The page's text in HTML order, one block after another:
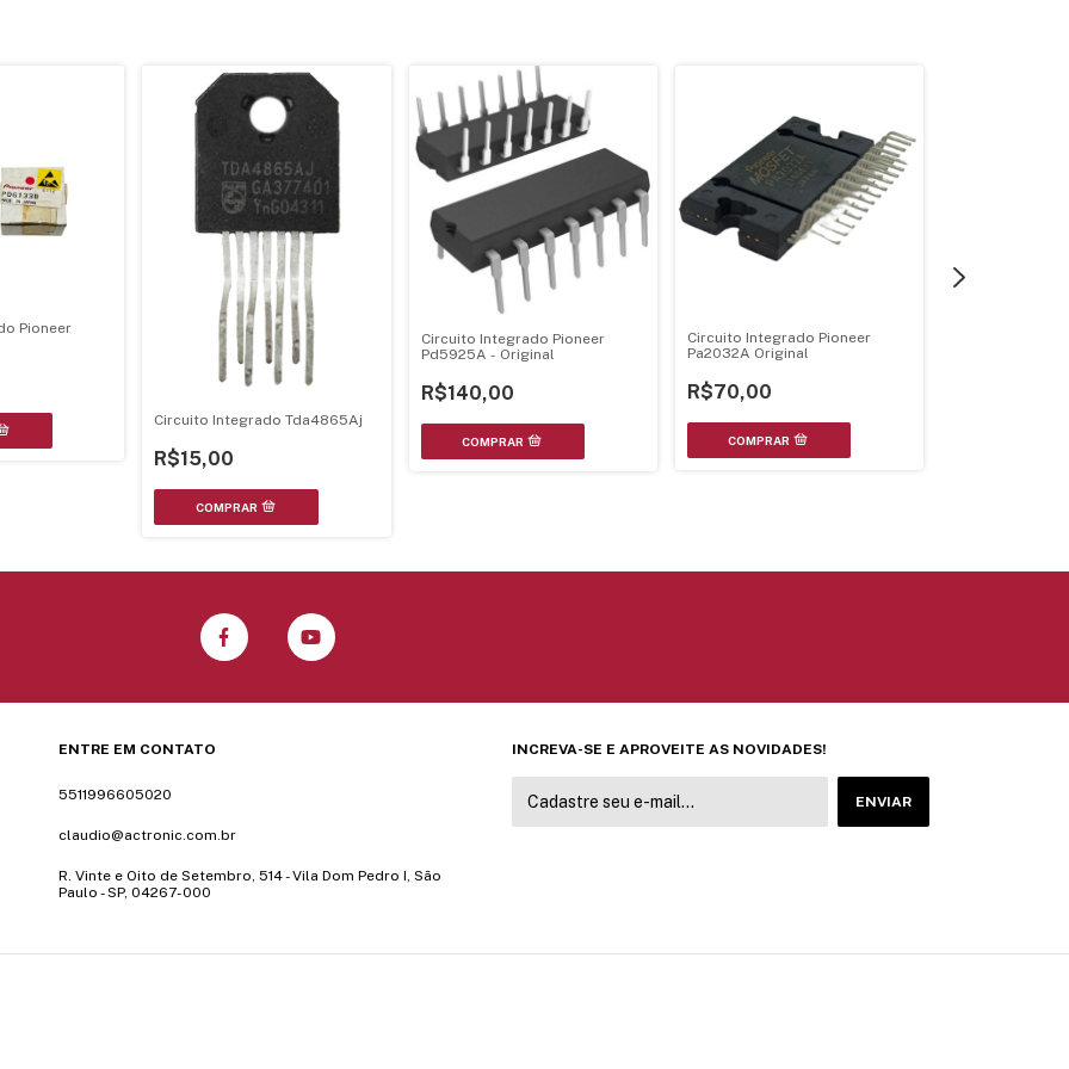
Pioneer
Circuito Integrado Tda4865Aj
R$15,00
Circuito Integrado Pioneer
Pd5925A - Original
R$140,00
Circuito Integrado Pioneer
Pa2032A Original
R$70,00
ENTRE EM CONTATO
5511996605020
claudio@actronic.com.br
R. Vinte e Oito de Setembro, 514 - Vila Dom Pedro I, São
Paulo - SP, 04267-000
INCREVA-SE E APROVEITE AS NOVIDADES!